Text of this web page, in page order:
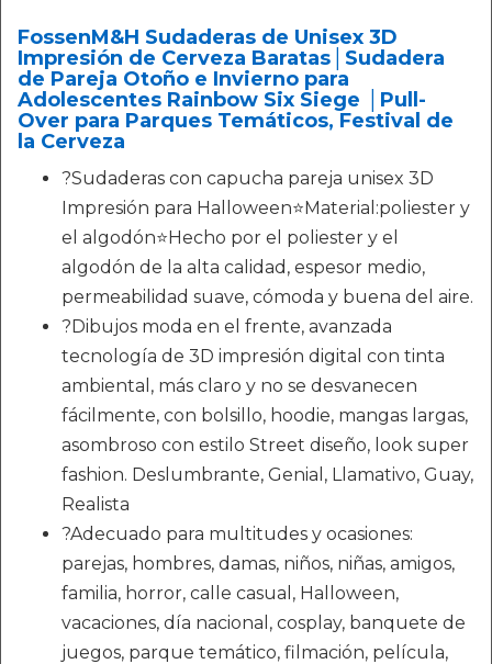
FossenM&H Sudaderas de Unisex 3D
Impresión de Cerveza Baratas│‍Sudadera
de Pareja Otoño e Invierno para
Adolescentes Rainbow Six Siege │Pull-
Over para Parques Temáticos, Festival de
la Cerveza
?Sudaderas con capucha pareja unisex 3D
Impresión para Halloween⭐Material:poliester y
el algodón⭐Hecho por el poliester y el
algodón de la alta calidad, espesor medio,
permeabilidad suave, cómoda y buena del aire.
?Dibujos moda en el frente, avanzada
tecnología de 3D impresión digital con tinta
ambiental, más claro y no se desvanecen
fácilmente, con bolsillo, hoodie, mangas largas,
asombroso con estilo Street diseño, look super
fashion. Deslumbrante, Genial, Llamativo, Guay,
Realista
?Adecuado para multitudes y ocasiones:
parejas, hombres, damas, niños, niñas, amigos,
familia, horror, calle casual, Halloween,
vacaciones, día nacional, cosplay, banquete de
juegos, parque temático, filmación, película,